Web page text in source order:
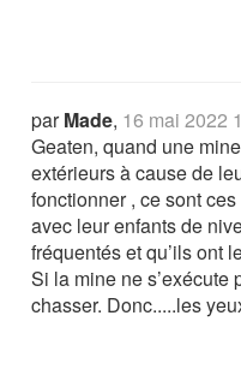
parMade, 16 mai 2022
Geaten, quand une
extérieurs à cause de
fonctionner , ce sont
avec leur enfants de
fréquentés et qu’ils ont
Si la mine ne s’exécute
chasser. Donc.....les